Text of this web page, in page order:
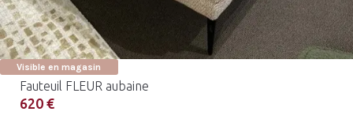
Visible en magasin
Fauteuil FLEUR aubaine
620 €